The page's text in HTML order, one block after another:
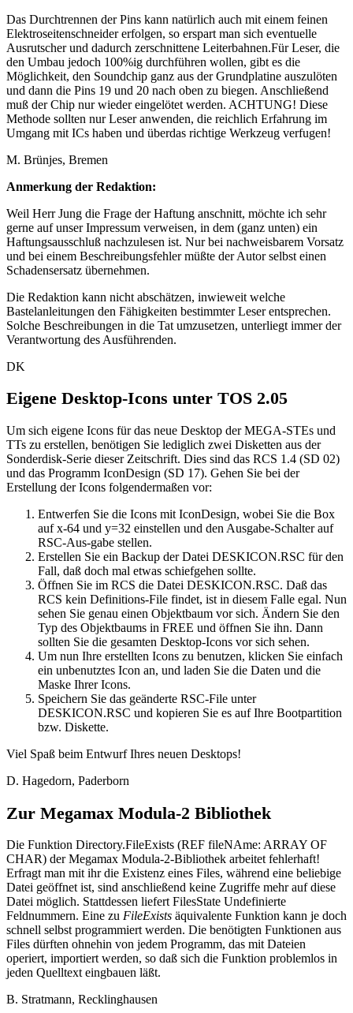
Das Durchtrennen der Pins kann natürlich auch mit einem feinen
Elektroseitenschneider erfolgen, so erspart man sich eventuelle
Ausrutscher und dadurch zerschnittene Leiterbahnen.Für Leser, die
den Umbau jedoch 100%ig durchführen wollen, gibt es die
Möglichkeit, den Soundchip ganz aus der Grundplatine auszulöten
und dann die Pins 19 und 20 nach oben zu biegen. Anschließend
muß der Chip nur wieder eingelötet werden. ACHTUNG! Diese
Methode sollten nur Leser anwenden, die reichlich Erfahrung im
Umgang mit ICs haben und überdas richtige Werkzeug verfugen!
M. Brünjes, Bremen
Anmerkung der Redaktion:
Weil Herr Jung die Frage der Haftung anschnitt, möchte ich sehr
gerne auf unser Impressum verweisen, in dem (ganz unten) ein
Haftungsausschluß nachzulesen ist. Nur bei nachweisbarem Vorsatz
und bei einem Beschreibungsfehler müßte der Autor selbst einen
Schadensersatz übernehmen.
Die Redaktion kann nicht abschätzen, inwieweit welche
Bastelanleitungen den Fähigkeiten bestimmter Leser entsprechen.
Solche Beschreibungen in die Tat umzusetzen, unterliegt immer der
Verantwortung des Ausführenden.
DK
Eigene Desktop-Icons unter TOS 2.05
Um sich eigene Icons für das neue Desktop der MEGA-STEs und
TTs zu erstellen, benötigen Sie lediglich zwei Disketten aus der
Sonderdisk-Serie dieser Zeitschrift. Dies sind das RCS 1.4 (SD 02)
und das Programm IconDesign (SD 17). Gehen Sie bei der
Erstellung der Icons folgendermaßen vor:
Entwerfen Sie die Icons mit IconDesign, wobei Sie die Box
auf x-64 und y=32 einstellen und den Ausgabe-Schalter auf
RSC-Aus-gabe stellen.
Erstellen Sie ein Backup der Datei DESKICON.RSC für den
Fall, daß doch mal etwas schiefgehen sollte.
Öffnen Sie im RCS die Datei DESKICON.RSC. Daß das
RCS kein Definitions-File findet, ist in diesem Falle egal. Nun
sehen Sie genau einen Objektbaum vor sich. Ändern Sie den
Typ des Objektbaums in FREE und öffnen Sie ihn. Dann
sollten Sie die gesamten Desktop-Icons vor sich sehen.
Um nun Ihre erstellten Icons zu benutzen, klicken Sie einfach
ein unbenutztes Icon an, und laden Sie die Daten und die
Maske Ihrer Icons.
Speichern Sie das geänderte RSC-File unter
DESKICON.RSC und kopieren Sie es auf Ihre Bootpartition
bzw. Diskette.
Viel Spaß beim Entwurf Ihres neuen Desktops!
D. Hagedorn, Paderborn
Zur Megamax Modula-2 Bibliothek
Die Funktion Directory.FileExists (REF fileNAme: ARRAY OF
CHAR) der Megamax Modula-2-Bibliothek arbeitet fehlerhaft!
Erfragt man mit ihr die Existenz eines Files, während eine beliebige
Datei geöffnet ist, sind anschließend keine Zugriffe mehr auf diese
Datei möglich. Stattdessen liefert FilesState Undefinierte
Feldnummern. Eine zu FileExists äquivalente Funktion kann je doch
schnell selbst programmiert werden. Die benötigten Funktionen aus
Files dürften ohnehin von jedem Programm, das mit Dateien
operiert, importiert werden, so daß sich die Funktion problemlos in
jeden Quelltext eingbauen läßt.
B. Stratmann, Recklinghausen